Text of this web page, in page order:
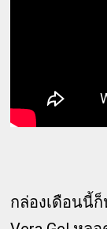
กล่องเดือนนี้ก็